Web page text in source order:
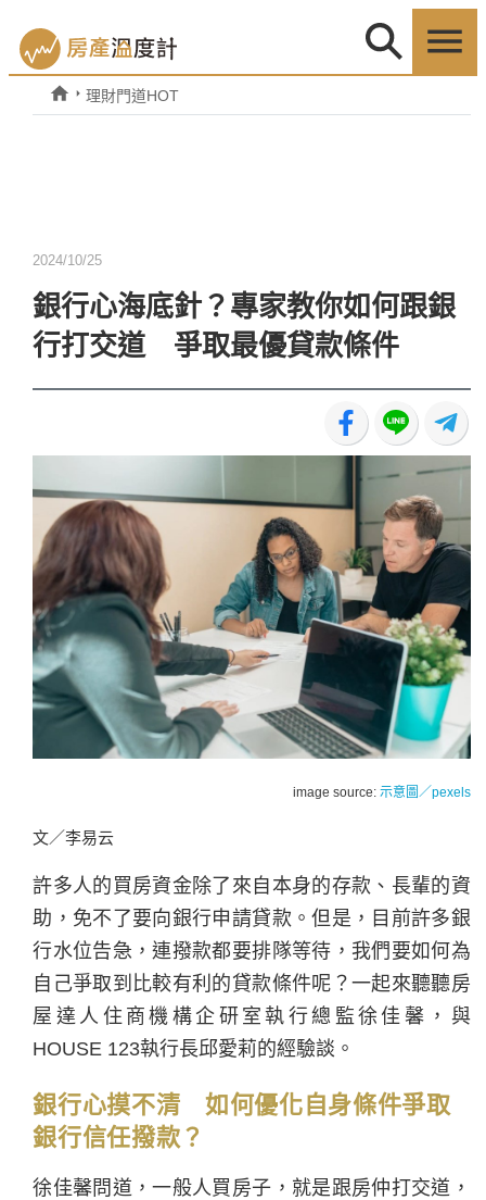
理財門道HOT
2024/10/25
銀行心海底針？專家教你如何跟銀
行打交道 爭取最優貸款條件
image source: 示意圖／pexels
文／李易云
許多人的買房資金除了來自本身的存款、長輩的資
助，免不了要向銀行申請貸款。但是，目前許多銀
行水位告急，連撥款都要排隊等待，我們要如何為
自己爭取到比較有利的貸款條件呢？一起來聽聽房
屋達人住商機構企研室執行總監徐佳馨，與
HOUSE 123執行長邱愛莉的經驗談。
銀行心摸不清 如何優化自身條件爭取
銀行信任撥款？
徐佳馨問道，一般人買房子，就是跟房仲打交道，